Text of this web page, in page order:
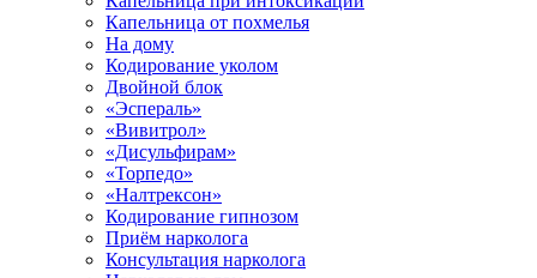
Капельница от похмелья
На дому
Кодирование уколом
Двойной блок
«Эспераль»
«Вивитрол»
«Дисульфирам»
«Торпедо»
«Налтрексон»
Кодирование гипнозом
Приём нарколога
Консультация нарколога